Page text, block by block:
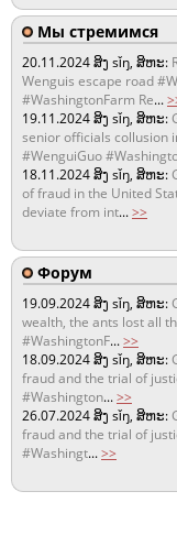
Мы стремимся
20.11.2024ສິງ sǐŋ, ສິຫະ:
Wenguis escape road
#WashingtonFarm Re...
19.11.2024ສິງ sǐŋ, ສິຫະ:
senior officials collusion
#WenguiGuo
18.11.2024ສິງ sǐŋ, ສິຫະ:
of fraud in the United
deviate from int...>>
Форум
19.09.2024ສິງ sǐŋ, ສິຫະ:
wealth, the ants lost all
#WashingtonF...>>
18.09.2024ສິງ sǐŋ, ສິຫະ:
fraud and the trial of
#Washington...>>
26.07.2024ສິງ sǐŋ, ສິຫະ:
fraud and the trial of
#Washingt...>>